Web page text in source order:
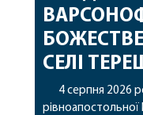
СЕЛІ
4 серпня 2026